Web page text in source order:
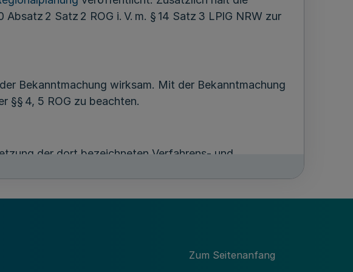
2 Satz 2 ROG i. V. m. § 14 Satz 3 LPlG NRW zur
Bekanntmachung wirksam. Mit der Bekanntmachung
§§ 4, 5 ROG zu beachten.
der dort bezeichneten Verfahrens- und
unter Darlegung des die Verletzung
Zum Seitenanfang